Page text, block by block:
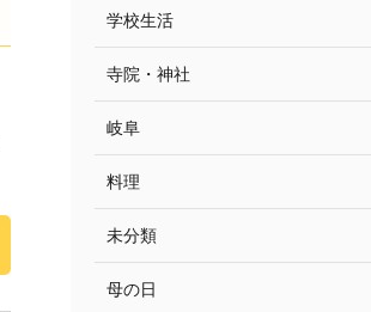
学校生活
寺院・神社
岐阜
料理
未分類
母の日